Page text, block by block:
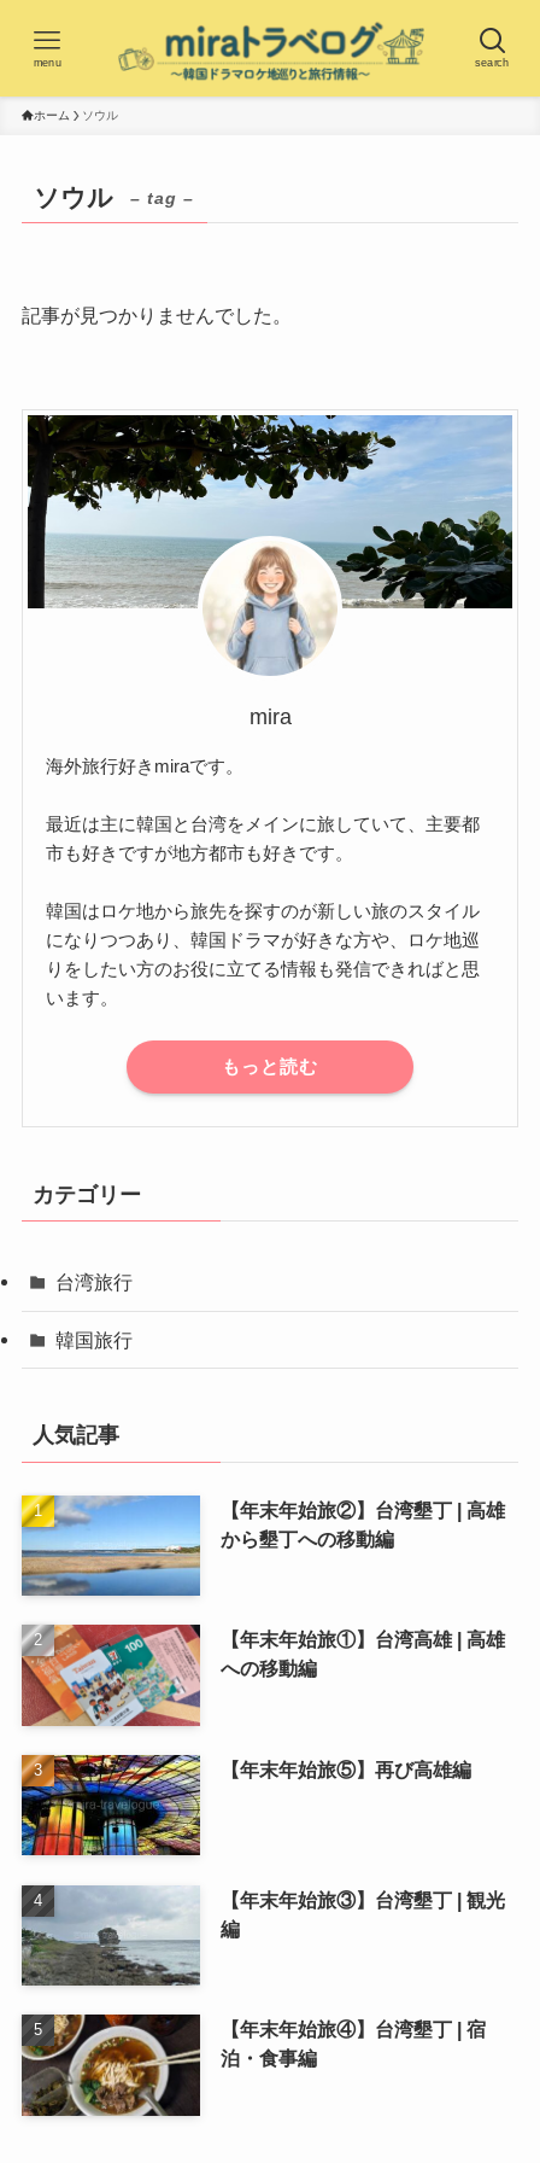
search
menu
ホーム ソウル
ソウル – tag –
記事が見つかりませんでした。
mira
海外旅行好きmiraです。
最近は主に韓国と台湾をメインに旅していて、主要都
市も好きですが地方都市も好きです。
韓国はロケ地から旅先を探すのが新しい旅のスタイル
になりつつあり、韓国ドラマが好きな方や、ロケ地巡
りをしたい方のお役に立てる情報も発信できればと思
います。
もっと読む
カテゴリー
台湾旅行
韓国旅行
人気記事
【年末年始旅②】台湾墾丁 | 高雄
から墾丁への移動編
【年末年始旅①】台湾高雄 | 高雄
への移動編
【年末年始旅⑤】再び高雄編
【年末年始旅③】台湾墾丁 | 観光
編
【年末年始旅④】台湾墾丁 | 宿
泊・食事編